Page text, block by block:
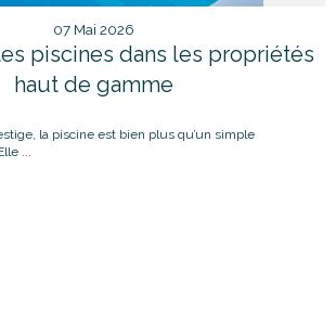
07 Mai 2026
piscines dans les propriétés
haut de gamme
la piscine est bien plus qu’un simple
...